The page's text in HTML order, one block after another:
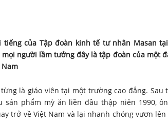
của Tập đoàn kinh tế tư nhân Masan
người lầm tưởng đây là tập đoàn của một
là giáo viên tại một trường cao đẳng. Sau
phẩm mỳ ăn liền đầu thập niên 1990,
trở về Việt Nam và lại nhanh chóng vươn